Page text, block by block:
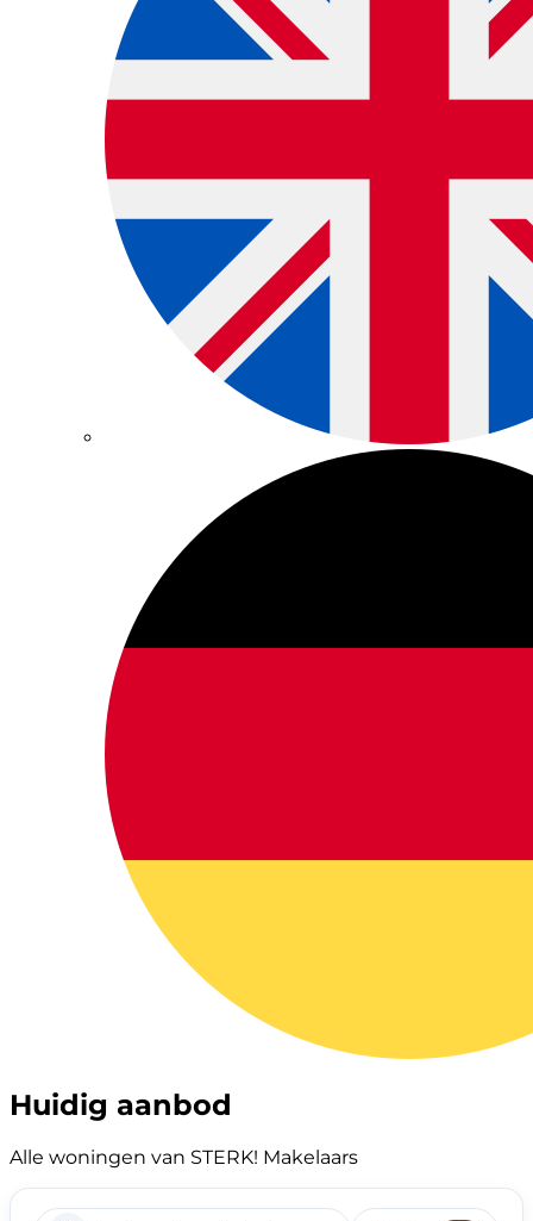
Huidig aanbod
Alle woningen van STERK! Makelaars